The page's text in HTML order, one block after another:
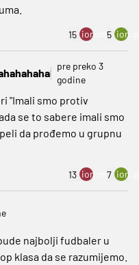
15 ion:minus
5
pre preko 3
godine
"Imali smo protiv
se to sabere imali smo
da prođemo u grupnu
13 ion:minus
7
najbolji fudbaler u
klasa da se razumijemo.